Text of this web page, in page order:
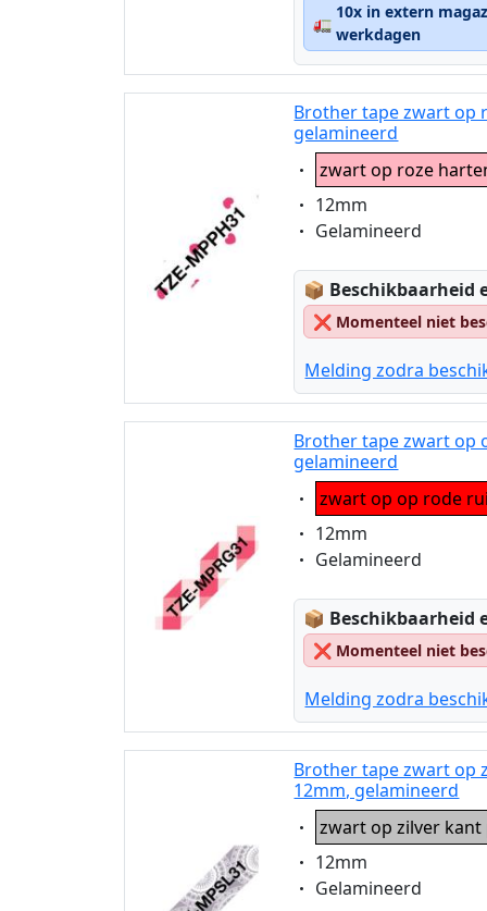
🚛
10x in extern
werkdagen
Brother tape zwart op
gelamineerd
Eigenschaft:
zwart op roze
Eigenschaft:
12mm
Eigenschaft:
Gelamineerd
📦 Lagerstatus:
Beschikbaarheid
❌ Momenteel niet
Melding zodra
Brother tape zwart op
gelamineerd
Eigenschaft:
zwart op op rode
Eigenschaft:
12mm
Eigenschaft:
Gelamineerd
📦 Lagerstatus:
Beschikbaarheid
❌ Momenteel niet
Melding zodra
Brother tape zwart op
12mm, gelamineerd
Eigenschaft:
zwart op zilver
Eigenschaft:
12mm
Eigenschaft:
Gelamineerd